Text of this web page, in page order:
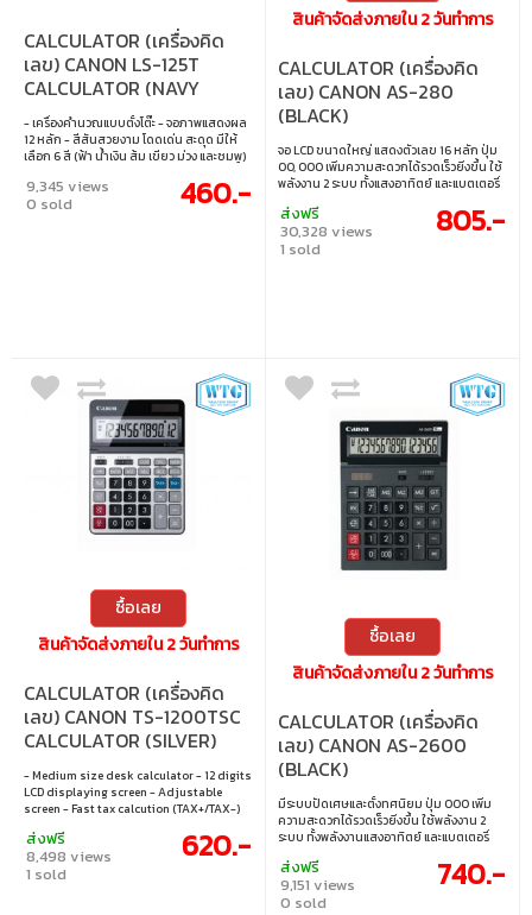
CALCULATOR (เครื่องคิด
เลข) CANON LS-125T
CALCULATOR (NAVY
BLUE)
- เครื่องคำนวณแบบตั้งโต๊ะ - จอภาพแสดงผล
12 หลัก - สีสันสวยงาม โดดเด่น สะดุด มีให้
เลือก 6 สี (ฟ้า น้ำเงิน ส้ม เขียว ม่วง และชมพู)
แบตเตอรี่
9,345 views
0 sold 460.-
สินค้าจัดส่งภายใน 2 วันทำการ
CALCULATOR (เครื่องคิด
เลข) CANON AS-280
(BLACK)
จอ LCD ขนาดใหญ่ แสดงตัวเลข 16 หลัก ปุ่ม
00, 000 เพิ่มความสะดวกได้รวดเร็วยิ่งขึ้น ใช้
พลังงาน 2 ระบบ ทั้งแสงอาทิตย์ และแบตเตอรี่
ส่งฟรี
30,328 views
1 sold
805.-
ซื้อเลย
สินค้าจัดส่งภายใน 2 วันทำการ
CALCULATOR (เครื่องคิด
เลข) CANON TS-1200TSC
CALCULATOR (SILVER)
- Medium size desk calculator - 12 digits
LCD displaying screen - Adjustable
screen - Fast tax calcution (TAX+/TAX-)
ส่งฟรี
8,498 views
1 sold
620.-
ซื้อเลย
สินค้าจัดส่งภายใน 2 วันทำการ
CALCULATOR (เครื่องคิด
เลข) CANON AS-2600
(BLACK)
มีระบบปัดเศษและตั้งทศนิยม ปุ่ม 000 เพิ่ม
ความสะดวกได้รวดเร็วยิ่งขึ้น ใช้พลังงาน 2
ระบบ ทั้งพลังงานแสงอาทิตย์ และแบตเตอรี่
ส่งฟรี
9,151 views
0 sold
740.-